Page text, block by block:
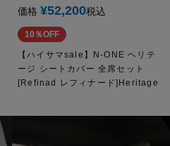
価格 ¥52,200税込
10％OFF
【ハイサマsale】N-ONE ヘリテ
ージ シートカバー 全席セット
[Refinad レフィナード]Heritage